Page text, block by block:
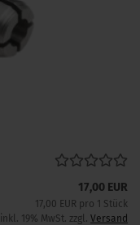
17,00 EUR
17,00 EUR pro 1 Stück
inkl. 19% MwSt. zzgl. Versand